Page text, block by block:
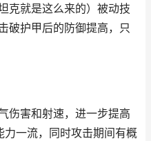
克就是这么来的）被动技
破护甲后的防御提高，只
伤害和射速，进一步提高
一流，同时攻击期间有概